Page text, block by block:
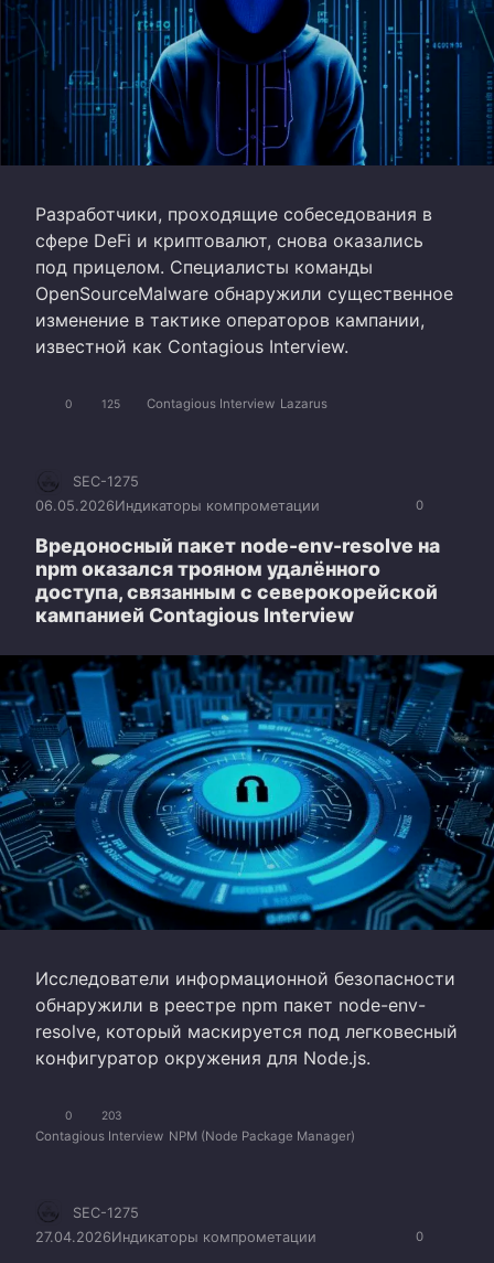
Разработчики, проходящие собеседования в
сфере DeFi и криптовалют, снова оказались
под прицелом. Специалисты команды
OpenSourceMalware обнаружили существенное
изменение в тактике операторов кампании,
известной как Contagious Interview.
0 125 Contagious Interview Lazarus
0
SEC-1275
06.05.2026Индикаторы компрометации
Вредоносный пакет node-env-resolve на
npm оказался трояном удалённого
доступа, связанным с северокорейской
кампанией Contagious Interview
Исследователи информационной безопасности
обнаружили в реестре npm пакет node-env-
resolve, который маскируется под легковесный
конфигуратор окружения для Node.js.
0 203
Contagious Interview NPM (Node Package Manager)
0
SEC-1275
27.04.2026Индикаторы компрометации